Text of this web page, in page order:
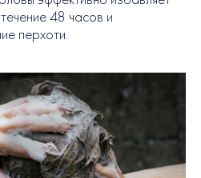
48 часов и
перхоти.